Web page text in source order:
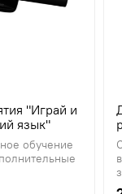
"Играй и
язык"
обучение